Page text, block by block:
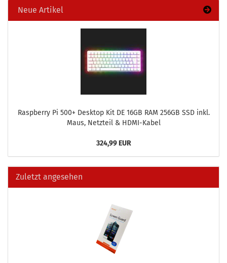
Neue Artikel
Raspber­ry Pi 500+ Desk­top Kit DE 16GB RAM 256GB SSD inkl.
Maus, Netz­teil & HDMI-​Kabel
324,99 EUR
Zuletzt angesehen